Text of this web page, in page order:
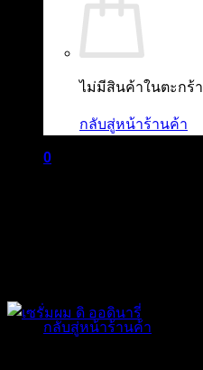
ไม่มีสินค้าในตะกร้า
กลับสู่หน้าร้านค้า
0
กลับสู่หน้าร้านค้า